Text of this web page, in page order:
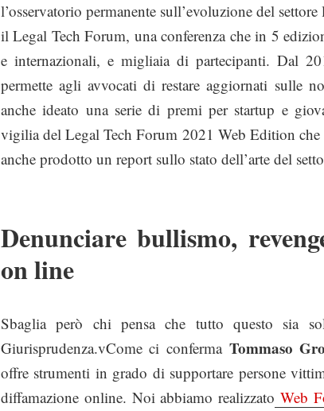
l’osservatorio permanente sull’evoluzione del
il Legal Tech Forum, una conferenza che in 5
e internazionali, e migliaia di partecipanti. Dal
permette agli avvocati di restare aggiornati sulle
anche ideato una serie di premi per startup e
vigilia del Legal Tech Forum 2021 Web Edition che
anche prodotto un report sullo stato dell’arte del
Denunciare bullismo,
on line
Sbaglia però chi pensa che tutto questo sia
Giurisprudenza.vCome ci conferma Tommaso
offre strumenti in grado di supportare persone
diffamazione online. Noi abbiamo realizzato Web